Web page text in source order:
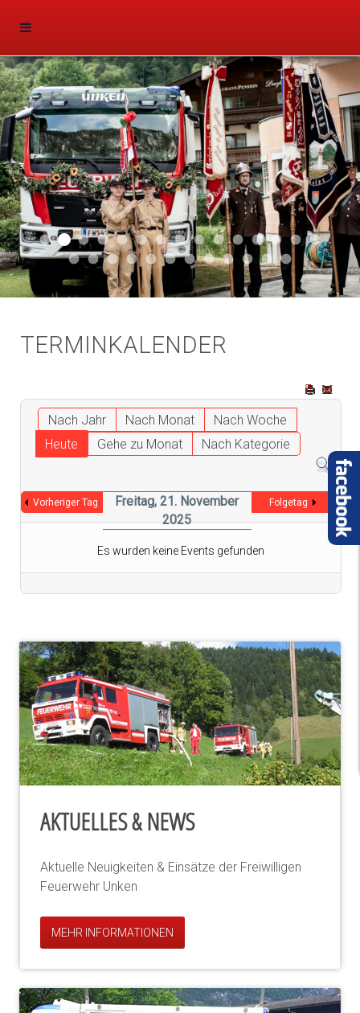
Aktuell 046
Aktuell 047
Start 011Aktuell 044
Aktuell 043
Aktuell 041
Aktuell 042
Aktuell 035
Aktuell 031
Aktuell 032
Aktuell 033
Aktuell 029
Aktuell 027
Aktuell 026
Start
Aktuell 024
Aktuell 019
Auto 010Start 010Start 002
Auto 002
Auto 009Auto 006Start 008
Start 005Start 003Start 006
TERMINKALENDER
Nach Jahr Nach Monat
Nach Woche
Heute
Gehe zu Monat Nach Kategorie
Vorheriger Tag
Freitag, 21. November
2025
Folgetag
Es wurden keine Events gefunden
AKTUELLES & NEWS
Aktuelle Neuigkeiten & Einsätze der Freiwilligen
Feuerwehr Unken
MEHR INFORMATIONEN